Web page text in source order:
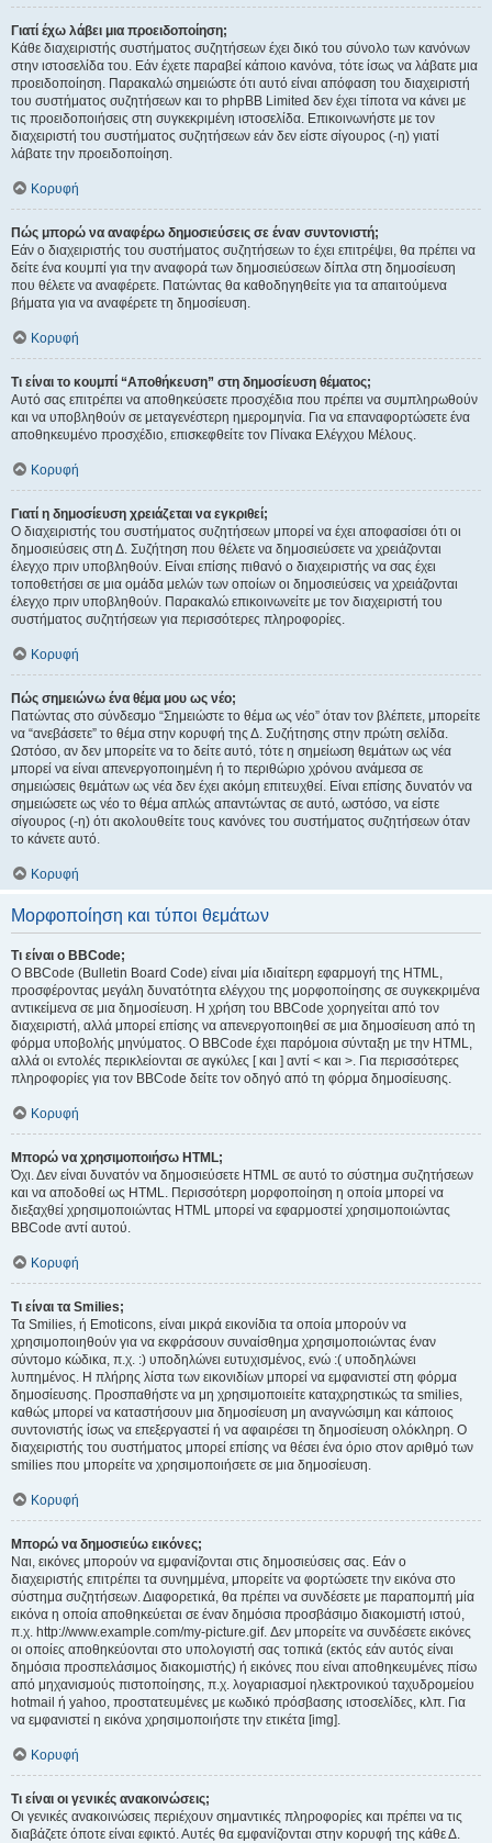
Γιατί έχω λάβει μια προειδοποίηση;
Κάθε διαχειριστής συστήματος συζητήσεων έχει δικό του σύνολο των κανόνων
στην ιστοσελίδα του. Εάν έχετε παραβεί κάποιο κανόνα, τότε ίσως να λάβατε μια
προειδοποίηση. Παρακαλώ σημειώστε ότι αυτό είναι απόφαση του διαχειριστή
του συστήματος συζητήσεων και το phpBB Limited δεν έχει τίποτα να κάνει με
τις προειδοποιήσεις στη συγκεκριμένη ιστοσελίδα. Επικοινωνήστε με τον
διαχειριστή του συστήματος συζητήσεων εάν δεν είστε σίγουρος (-η) γιατί
λάβατε την προειδοποίηση.
Κορυφή
Πώς μπορώ να αναφέρω δημοσιεύσεις σε έναν συντονιστή;
Εάν ο διαχειριστής του συστήματος συζητήσεων το έχει επιτρέψει, θα πρέπει να
δείτε ένα κουμπί για την αναφορά των δημοσιεύσεων δίπλα στη δημοσίευση
που θέλετε να αναφέρετε. Πατώντας θα καθοδηγηθείτε για τα απαιτούμενα
βήματα για να αναφέρετε τη δημοσίευση.
Κορυφή
Τι είναι το κουμπί “Αποθήκευση” στη δημοσίευση θέματος;
Αυτό σας επιτρέπει να αποθηκεύσετε προσχέδια που πρέπει να συμπληρωθούν
και να υποβληθούν σε μεταγενέστερη ημερομηνία. Για να επαναφορτώσετε ένα
αποθηκευμένο προσχέδιο, επισκεφθείτε τον Πίνακα Ελέγχου Μέλους.
Κορυφή
Γιατί η δημοσίευση χρειάζεται να εγκριθεί;
Ο διαχειριστής του συστήματος συζητήσεων μπορεί να έχει αποφασίσει ότι οι
δημοσιεύσεις στη Δ. Συζήτηση που θέλετε να δημοσιεύσετε να χρειάζονται
έλεγχο πριν υποβληθούν. Είναι επίσης πιθανό ο διαχειριστής να σας έχει
τοποθετήσει σε μια ομάδα μελών των οποίων οι δημοσιεύσεις να χρειάζονται
έλεγχο πριν υποβληθούν. Παρακαλώ επικοινωνείτε με τον διαχειριστή του
συστήματος συζητήσεων για περισσότερες πληροφορίες.
Κορυφή
Πώς σημειώνω ένα θέμα μου ως νέο;
Πατώντας στο σύνδεσμο “Σημειώστε το θέμα ως νέο” όταν τον βλέπετε, μπορείτε
να “ανεβάσετε” το θέμα στην κορυφή της Δ. Συζήτησης στην πρώτη σελίδα.
Ωστόσο, αν δεν μπορείτε να το δείτε αυτό, τότε η σημείωση θεμάτων ως νέα
μπορεί να είναι απενεργοποιημένη ή το περιθώριο χρόνου ανάμεσα σε
σημειώσεις θεμάτων ως νέα δεν έχει ακόμη επιτευχθεί. Είναι επίσης δυνατόν να
σημειώσετε ως νέο το θέμα απλώς απαντώντας σε αυτό, ωστόσο, να είστε
σίγουρος (-η) ότι ακολουθείτε τους κανόνες του συστήματος συζητήσεων όταν
το κάνετε αυτό.
Κορυφή
Μορφοποίηση και τύποι θεμάτων
Τι είναι ο BBCode;
Ο BBCode (Bulletin Board Code) είναι μία ιδιαίτερη εφαρμογή της HTML,
προσφέροντας μεγάλη δυνατότητα ελέγχου της μορφοποίησης σε συγκεκριμένα
αντικείμενα σε μια δημοσίευση. Η χρήση του BBCode χορηγείται από τον
διαχειριστή, αλλά μπορεί επίσης να απενεργοποιηθεί σε μια δημοσίευση από τη
φόρμα υποβολής μηνύματος. Ο BBCode έχει παρόμοια σύνταξη με την HTML,
αλλά οι εντολές περικλείονται σε αγκύλες [ και ] αντί < και >. Για περισσότερες
πληροφορίες για τον BBCode δείτε τον οδηγό από τη φόρμα δημοσίευσης.
Κορυφή
Μπορώ να χρησιμοποιήσω HTML;
Όχι. Δεν είναι δυνατόν να δημοσιεύσετε HTML σε αυτό το σύστημα συζητήσεων
και να αποδοθεί ως HTML. Περισσότερη μορφοποίηση η οποία μπορεί να
διεξαχθεί χρησιμοποιώντας HTML μπορεί να εφαρμοστεί χρησιμοποιώντας
BBCode αντί αυτού.
Κορυφή
Τι είναι τα Smilies;
Τα Smilies, ή Emoticons, είναι μικρά εικονίδια τα οποία μπορούν να
χρησιμοποιηθούν για να εκφράσουν συναίσθημα χρησιμοποιώντας έναν
σύντομο κώδικα, π.χ. :) υποδηλώνει ευτυχισμένος, ενώ :( υποδηλώνει
λυπημένος. Η πλήρης λίστα των εικονιδίων μπορεί να εμφανιστεί στη φόρμα
δημοσίευσης. Προσπαθήστε να μη χρησιμοποιείτε καταχρηστικώς τα smilies,
καθώς μπορεί να καταστήσουν μια δημοσίευση μη αναγνώσιμη και κάποιος
συντονιστής ίσως να επεξεργαστεί ή να αφαιρέσει τη δημοσίευση ολόκληρη. Ο
διαχειριστής του συστήματος μπορεί επίσης να θέσει ένα όριο στον αριθμό των
smilies που μπορείτε να χρησιμοποιήσετε σε μια δημοσίευση.
Κορυφή
Μπορώ να δημοσιεύω εικόνες;
Ναι, εικόνες μπορούν να εμφανίζονται στις δημοσιεύσεις σας. Εάν ο
διαχειριστής επιτρέπει τα συνημμένα, μπορείτε να φορτώσετε την εικόνα στο
σύστημα συζητήσεων. Διαφορετικά, θα πρέπει να συνδέσετε με παραπομπή μία
εικόνα η οποία αποθηκεύεται σε έναν δημόσια προσβάσιμο διακομιστή ιστού,
π.χ. http://www.example.com/my-picture.gif. Δεν μπορείτε να συνδέσετε εικόνες
οι οποίες αποθηκεύονται στο υπολογιστή σας τοπικά (εκτός εάν αυτός είναι
δημόσια προσπελάσιμος διακομιστής) ή εικόνες που είναι αποθηκευμένες πίσω
από μηχανισμούς πιστοποίησης, π.χ. λογαριασμοί ηλεκτρονικού ταχυδρομείου
hotmail ή yahoo, προστατευμένες με κωδικό πρόσβασης ιστοσελίδες, κλπ. Για
να εμφανιστεί η εικόνα χρησιμοποιήστε την ετικέτα [img].
Κορυφή
Τι είναι οι γενικές ανακοινώσεις;
Οι γενικές ανακοινώσεις περιέχουν σημαντικές πληροφορίες και πρέπει να τις
διαβάζετε όποτε είναι εφικτό. Αυτές θα εμφανίζονται στην κορυφή της κάθε Δ.